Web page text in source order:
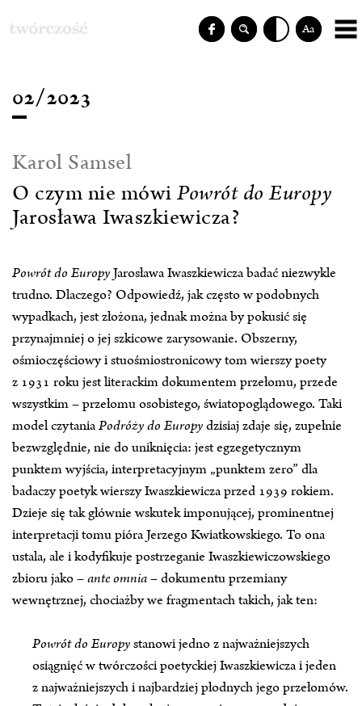
Aa
02/2023
Karol Samsel
O czym nie mówiPowrót do Europy
Jarosława Iwaszkiewicza?
Powrót do EuropyJarosława Iwaszkiewicza badać niezwykle
trudno. Dlaczego? Odpowiedź, jak często w podobnych
wypadkach, jest złożona, jednak można by pokusić się
przynajmniej o jej szkicowe zarysowanie. Obszerny,
ośmioczęściowy i stuośmiostronicowy tom wierszy poety
z 1931 roku jest literackim dokumentem przełomu, przede
wszystkim – przełomu osobistego, światopoglądowego. Taki
model czytaniaPodróży do Europydzisiaj zdaje się, zupełnie
bezwzględnie, nie do uniknięcia: jest egzegetycznym
punktem wyjścia, interpretacyjnym „punktem zero” dla
badaczy poetyk wierszy Iwaszkiewicza przed 1939 rokiem.
Dzieje się tak głównie wskutek imponującej, prominentnej
interpretacji tomu pióra Jerzego Kwiatkowskiego. To ona
ustala, ale i kodyfikuje postrzeganie Iwaszkiewiczowskiego
zbioru jako –ante omnia– dokumentu przemiany
wewnętrznej, chociażby we fragmentach takich, jak ten:
Powrót do Europystanowi jedno z najważniejszych
osiągnięć w twórczości poetyckiej Iwaszkiewicza i jeden
z najważniejszych i najbardziej płodnych jego przełomów.